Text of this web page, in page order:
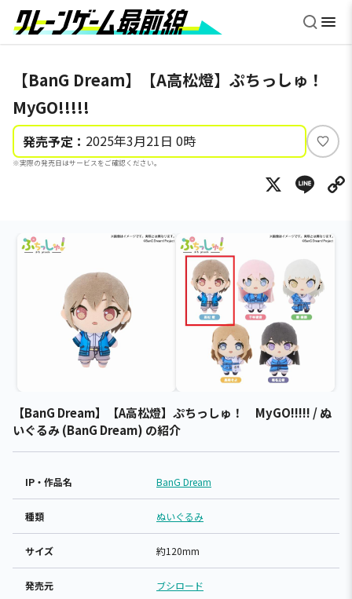
【BanG Dream】【A高松燈】ぷちっしゅ！
MyGO!!!!!
発売予定： 2025年3月21日 0時
※実際の発売日はサービスをご確認ください。
い
ね
X
【BanG Dream】【A高松燈】ぷちっしゅ！ MyGO!!!!! / ぬ
いぐるみ (BanG Dream) の紹介
IP・作品名 BanG Dream
種類 ぬいぐるみ
サイズ 約120mm
発売元 ブシロード